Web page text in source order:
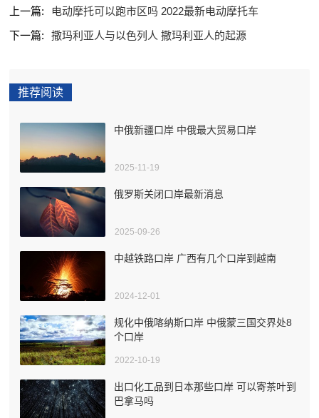
上一篇:
电动摩托可以跑市区吗 2022最新电动摩托车
下一篇:
撒玛利亚人与以色列人 撒玛利亚人的起源
推荐阅读
中俄新疆口岸 中俄最大贸易口岸
2025-11-19
俄罗斯关闭口岸最新消息
2025-09-26
中越铁路口岸 广西有几个口岸到越南
2024-12-01
规化中俄喀纳斯口岸 中俄蒙三国交界处8
个口岸
2022-10-19
出口化工品到日本那些口岸 可以寄茶叶到
巴拿马吗